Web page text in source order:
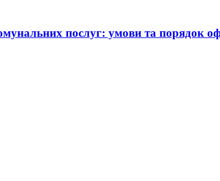
послуг: умови та порядок